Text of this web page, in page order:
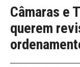
Câmaras e
querem